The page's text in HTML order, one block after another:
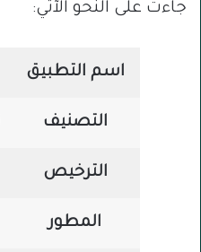
جاءت على النحو الآتي:
اسم التطبيق
التصنيف
الترخيص
المطور